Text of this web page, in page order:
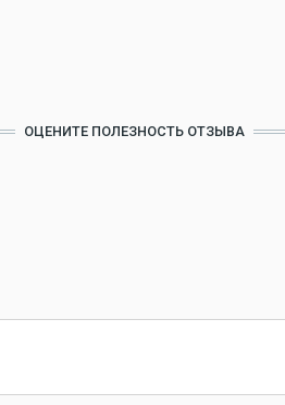
ОЦЕНИТЕ ПОЛЕЗНОСТЬ ОТЗЫВА